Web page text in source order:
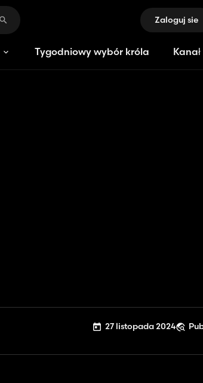
Zaloguj sie
Tygodniowy wybór króla
27 listopada 2024